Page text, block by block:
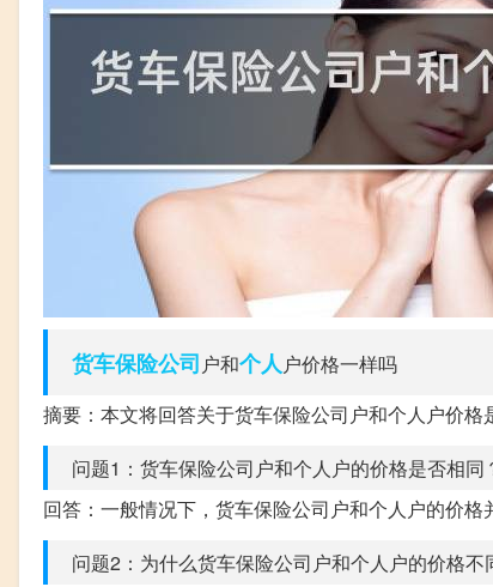
货车保险公司 户和个人户价格一样吗
摘要：本文将回答关于货车保险公司户和个人户价格
问题1：货车保险公司户和个人户的价格是否相同
回答：一般情况下，货车保险公司户和个人户的价格
问题2：为什么货车保险公司户和个人户的价格不